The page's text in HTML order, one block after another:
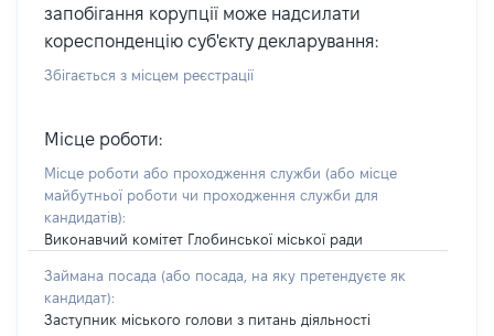
запобігання корупції може надсилати
кореспонденцію суб'єкту декларування:
Збігається з місцем реєстрації
Місце роботи:
Місце роботи або проходження служби (або місце
майбутньої роботи чи проходження служби для
кандидатів):
Виконавчий комітет Глобинської міської ради
Займана посада (або посада, на яку претендуєте як
кандидат):
Заступник міського голови з питань діяльності